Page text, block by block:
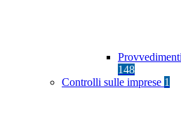
148
Controlli sulle imprese 1